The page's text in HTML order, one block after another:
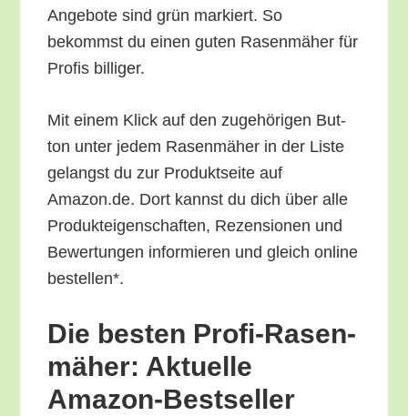
Ange­bo­te sind grün mar­kiert. So
bekommst du einen guten Rasen­mä­her für
Pro­fis billiger.
Mit einem Klick auf den zuge­hö­ri­gen But­
ton unter jedem Rasen­mä­her in der Lis­te
gelangst du zur Pro­dukt­sei­te auf
Amazon.de. Dort kannst du dich über alle
Pro­duk­tei­gen­schaf­ten, Rezen­sio­nen und
Bewer­tun­gen infor­mie­ren und gleich online
bestellen*.
Die bes­ten Pro­fi-Rasen­
mä­her: Aktu­el­le
Amazon-Bestseller